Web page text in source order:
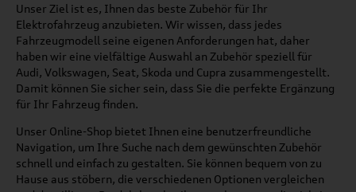
Unser Ziel ist es, Ihnen das beste Zubehör für Ihr
Elektrofahrzeug anzubieten. Wir wissen, dass jedes
Fahrzeugmodell seine eigenen Anforderungen hat, daher
haben wir eine vielfältige Auswahl an Zubehör speziell für
Audi, Volkswagen, Seat, Skoda und Cupra zusammengestellt.
Damit können Sie sicher sein, dass Sie die perfekte Ergänzung
für Ihr Fahrzeug finden.
Unser Online-Shop bietet Ihnen eine benutzerfreundliche
Navigation, um Ihre Suche nach dem gewünschten Zubehör
schnell und einfach zu gestalten. Sie können bequem von zu
Hause aus stöbern, die verschiedenen Optionen vergleichen